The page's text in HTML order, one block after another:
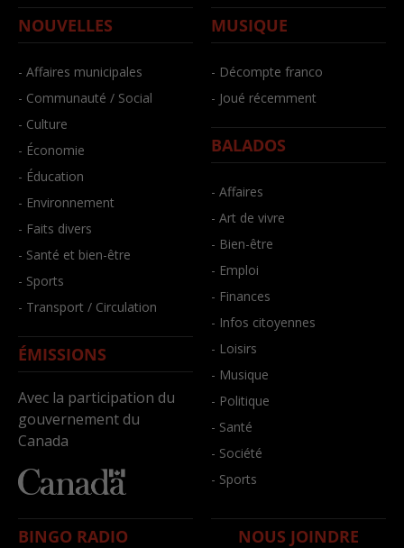
NOUVELLES
- Affaires municipales
- Communauté / Social
- Culture
- Économie
- Éducation
- Environnement
- Faits divers
- Santé et bien-être
- Sports
- Transport / Circulation
ÉMISSIONS
Avec la participation du
gouvernement du
Canada
MUSIQUE
- Décompte franco
- Joué récemment
BALADOS
- Affaires
- Art de vivre
- Bien-être
- Emploi
- Finances
- Infos citoyennes
- Loisirs
- Musique
- Politique
- Santé
- Société
- Sports
BINGO RADIO NOUS JOINDRE